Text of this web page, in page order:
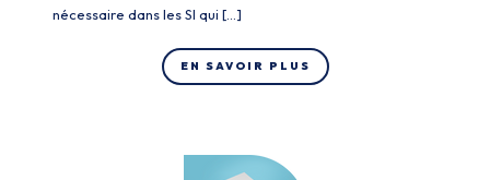
nécessaire dans les SI qui […]
EN SAVOIR PLUS